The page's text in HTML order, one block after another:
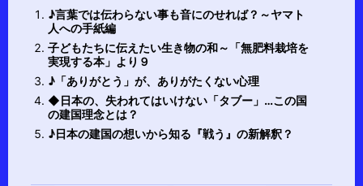
♪言葉では伝わらない事も音にのせれば？～ヤマト
人への手紙編
子どもたちに伝えたい生き物の和～「無肥料栽培を
実現する本」より９
♪「ありがとう」が、ありがたくない心理
◆日本の、失われてはいけない「タブー」…この国
の建国理念とは？
♪日本の建国の想いから知る『戦う』の新解釈？